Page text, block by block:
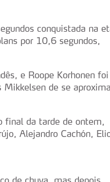
conquistada na
por 10,6 segundos,
e Roope Korhonen foi
de se
final da tarde de ontem,
Alejandro Cachón,
de chuva, mas depois